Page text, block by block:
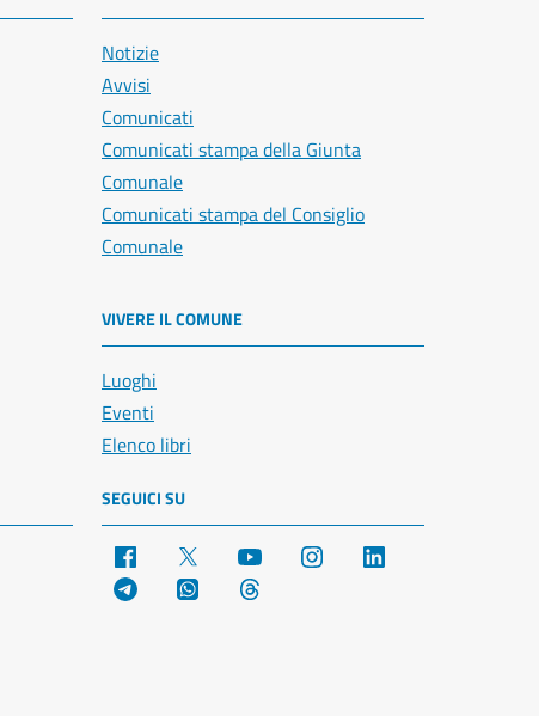
Notizie
Avvisi
Comunicati
Comunicati stampa della Giunta
Comunale
Comunicati stampa del Consiglio
Comunale
VIVERE IL COMUNE
Luoghi
Eventi
Elenco libri
SEGUICI SU
Facebook YouTube Instagram
Telegram WhatsApp